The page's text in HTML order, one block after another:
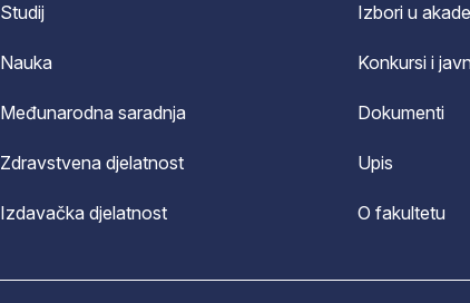
Studij
Nauka
Međunarodna saradnja
Zdravstvena djelatnost
Izdavačka djelatnost
Izbori u
Konkursi i
Dokumenti
Upis
O fakultetu